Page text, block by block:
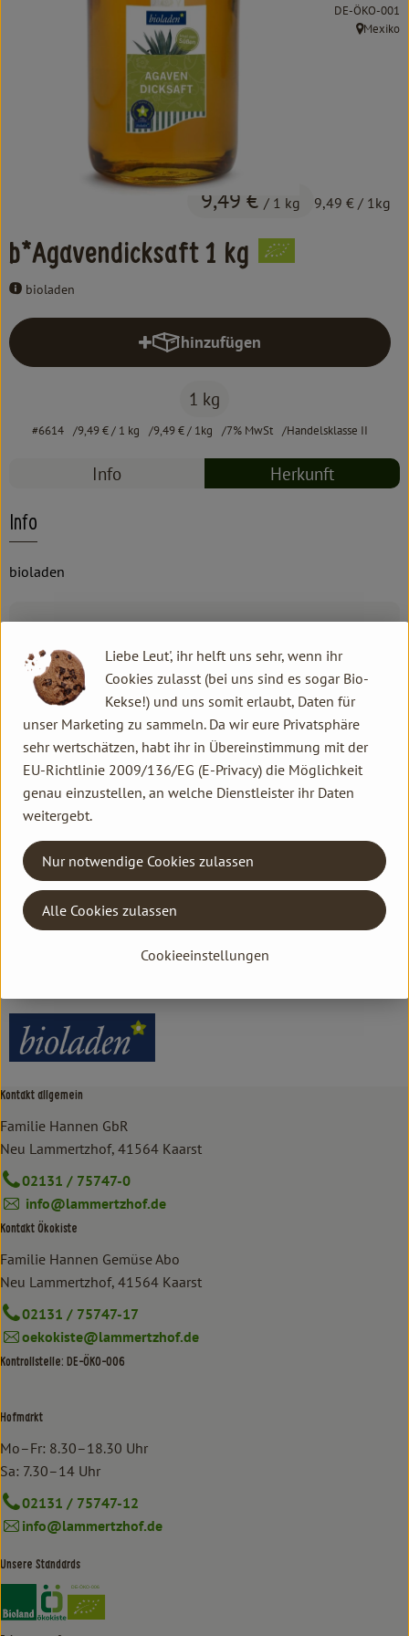
Kochen & Backen
Aktuelles
Erleben
b*Agavendicksaft 1 kg
bioladen
9,49 € / 1 kg 9,49 € / 1kg
, Kontrollstelle:
DE-ÖKO-001
, Herkunft:
Mexiko
hinzufügen
Produkt zum Warenkorb
1 kg
#6614 9,49 €/ 1 kg 9,49 €/ 1kg 7% MwSt Handelsklasse II
Info Herkunft
Info
bioladen
Zutaten
Produktdatenblatt
Herkunft
Hersteller: bioladen
Kontakt allgemein
Familie Hannen GbR
Neu Lammertzhof, 41564 Kaarst
02131 / 75747-0
info@lammertzhof.de
Kontakt Ökokiste
Familie Hannen Gemüse Abo
Neu Lammertzhof, 41564 Kaarst
02131 / 75747-17
oekokiste@lammertzhof.de
Kontrollstelle: DE-ÖKO-006
Hofmarkt
Mo–Fr: 8.30–18.30 Uhr
Sa: 7.30–14 Uhr
02131 / 75747-12
info@lammertzhof.de
Unsere Standards
Externer Link zu https://www.bioland.de/verbraucher
Externer Link zu https://www.oekokiste.de/
Liebe Leut', ihr helft uns sehr, wenn ihr
Cookies zulasst (bei uns sind es sogar Bio-
Kekse!) und uns somit erlaubt, Daten für
unser Marketing zu sammeln. Da wir eure Privatsphäre
sehr wertschätzen, habt ihr in Übereinstimmung mit der
EU-Richtlinie 2009/136/EG (E-Privacy) die Möglichkeit
genau einzustellen, an welche Dienstleister ihr Daten
weitergebt.
Cookieeinstellungen
Nur notwendige Cookies zulassen
Alle Cookies zulassen